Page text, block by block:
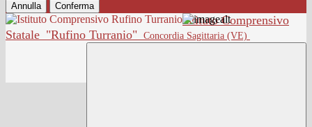
Annulla Conferma
Istituto Comprensivo
Statale "Rufino Turranio" Concordia Sagittaria (VE)